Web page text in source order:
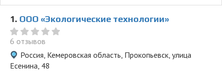
1. ООО «Экологические технологии»
6 отзывов
Россия, Кемеровская область, Прокопьевск, улица
Есенина, 48